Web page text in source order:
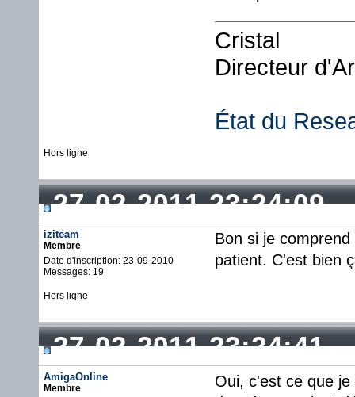
Cristal
Directeur
État du
Hors ligne
27-02-2011 23:24:09
iziteam
Membre
Date d'inscription: 23-09-2010
Messages: 19
Bon si je
patient. C'est bien
Hors ligne
27-02-2011 23:24:41
AmigaOnline
Membre
Oui, c'est ce que